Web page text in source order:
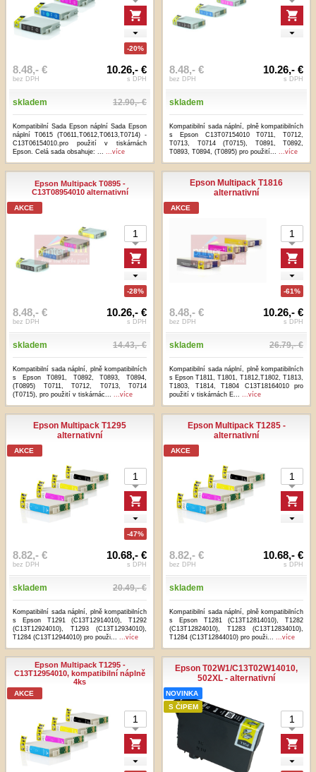
-20%
8.48,- €
bez DPH
10.26,- €
s DPH
skladem 12.90,- €
Kompatibilní Sada Epson náplní Sada Epson
náplní T0615 (T0611,T0612,T0613,T0714) -
C13T06154010.pro použití v tiskárnách
Epson. Celá sada obsahuje: ... ...více
8.48,- €
bez DPH
10.26,- €
s DPH
skladem
Kompatibilní sada náplní, plně kompatibilních
s Epson C13T07154010 T0711, T0712,
T0713, T0714 (T0715), T0891, T0892,
T0893, T0894, (T0895) pro použití... ...více
Epson Multipack T0895 -
C13T08954010 alternativní
AKCE
-28%
8.48,- €
bez DPH
10.26,- €
s DPH
skladem 14.43,- €
Kompatibilní sada náplní, plně kompatibilních
s Epson T0891, T0892, T0893, T0894,
(T0895) T0711, T0712, T0713, T0714
(T0715), pro použití v tiskárnác... ...více
Epson Multipack T1816
alternativní
AKCE
-61%
8.48,- €
bez DPH
10.26,- €
s DPH
skladem 26.79,- €
Kompatibilní sada náplní, plně kompatibilních
s Epson T1811, T1801, T1812,T1802, T1813,
T1803, T1814, T1804 C13T18164010 pro
použití v tiskárnách E... ...více
Epson Multipack T1295
alternativní
AKCE
-47%
8.82,- €
bez DPH
10.68,- €
s DPH
skladem 20.49,- €
Kompatibilní sada náplní, plně kompatibilních
s Epson T1291 (C13T12914010), T1292
(C13T12924010), T1293 (C13T12934010),
T1284 (C13T12944010) pro použi... ...více
Epson Multipack T1285 -
alternativní
AKCE
8.82,- €
bez DPH
10.68,- €
s DPH
skladem
Kompatibilní sada náplní, plně kompatibilních
s Epson T1281 (C13T12814010), T1282
(C13T12824010), T1283 (C13T12834010),
T1284 (C13T12844010) pro použi... ...více
Epson Multipack T1295 -
C13T12954010, kompatibilní náplně
4ks
AKCE
Epson T02W1/C13T02W14010,
502XL - alternativní
NOVINKA
S ČIPEM